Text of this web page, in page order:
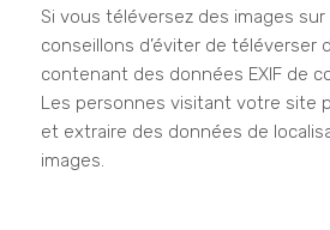
Si vous téléversez des images
conseillons d’éviter de téléverser
contenant des données EXIF de
Les personnes visitant votre site
et extraire des données de
images.